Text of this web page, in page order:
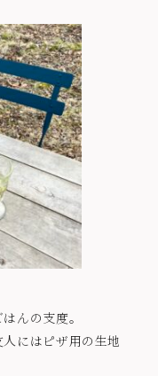
んの支度。
にはピザ用の生地